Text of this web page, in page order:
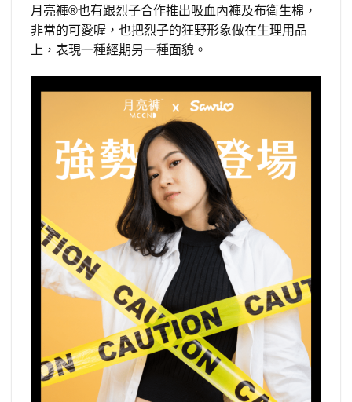
月亮褲®也有跟烈子合作推出吸血內褲及布衛生棉，
非常的可愛喔，也把烈子的狂野形象做在生理用品
上，表現一種經期另一種面貌。